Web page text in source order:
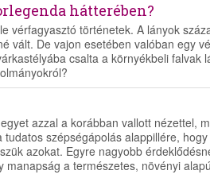
hátterében?
vérfagyasztó történetek. A lányok
vált. De vajon esetében valóban egy
csalta a környékbeli falvak
azzal a korábban vallott nézettel,
szépségápolás alappillére,
azokat. Egyre nagyobb
a természetes, növényi